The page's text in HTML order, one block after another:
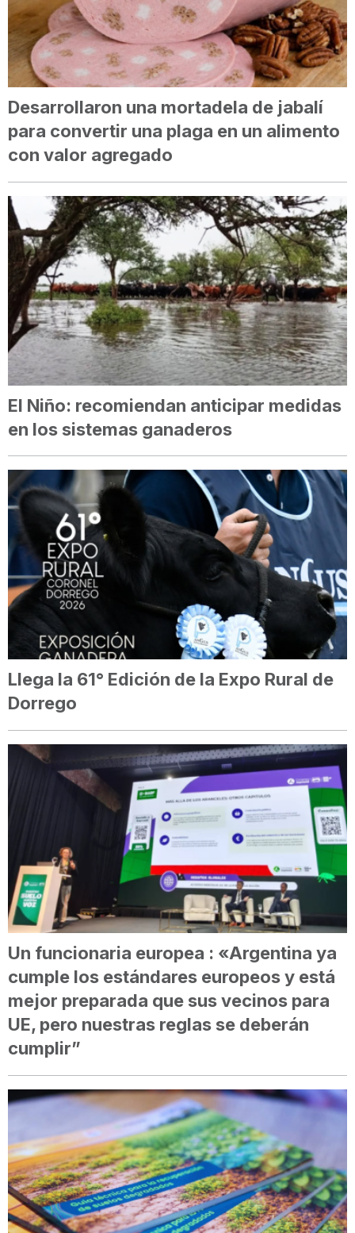
Desarrollaron una mortadela de jabalí
para convertir una plaga en un alimento
con valor agregado
El Niño: recomiendan anticipar medidas
en los sistemas ganaderos
Llega la 61° Edición de la Expo Rural de
Dorrego
Un funcionaria europea : «Argentina ya
cumple los estándares europeos y está
mejor preparada que sus vecinos para
UE, pero nuestras reglas se deberán
cumplir”